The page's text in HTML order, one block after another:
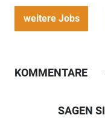
weitere Jobs
KOMMENTARE
SAGEN